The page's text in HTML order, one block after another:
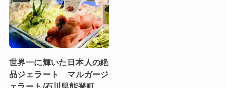
世界一に輝いた日本人の絶
品ジェラート マルガージ